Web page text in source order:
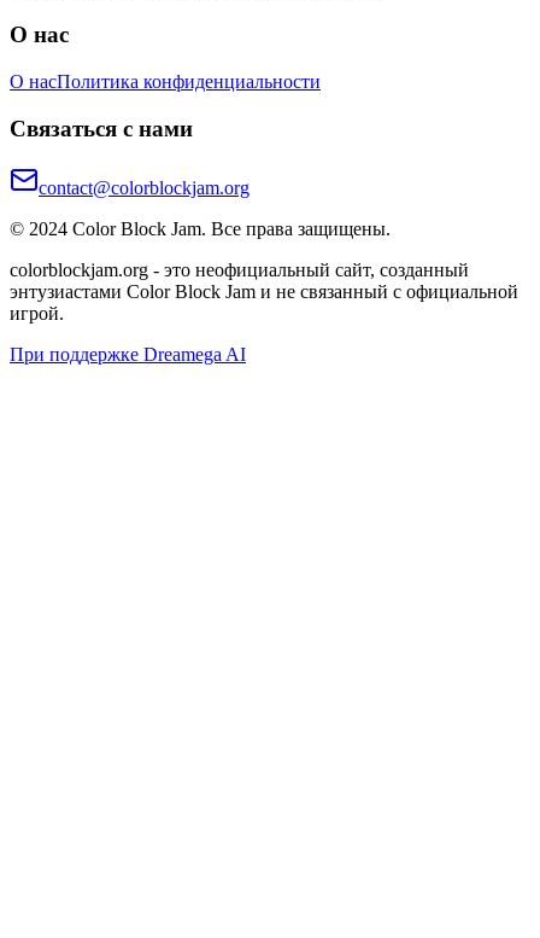
О нас
О насПолитика конфиденциальности
Связаться с нами
contact@colorblockjam.org
© 2024 Color Block Jam. Все права защищены.
colorblockjam.org - это неофициальный сайт, созданный
энтузиастами Color Block Jam и не связанный с официальной
игрой.
При поддержке Dreamega AI